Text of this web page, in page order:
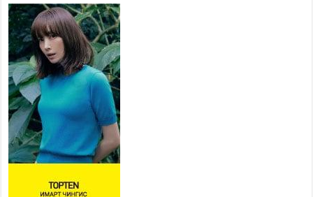
Б.Пүрэвдагва: “Урт цагаан”-ыг
залуучууд чөлөөт цагаа
өнгөрүүлдэг, жуулчид зорьж
ирдэг цэг болгоно
2026 оны 7 сар 21 / 16 цаг 47 минут
Тусгай замын автобус /BRT/
төслийн удирдах хорооны
ээлжит хуралдаан боллоо
2026 оны 7 сар 21 / 16 цаг 43 минут
Ерөнхий сайд Н.Учрал БНХАУ-аас Монгол Улсад
суугаа Элчин сайд Шэнь Миньжюанийг хүлээн
авч уулзав
2026 оны 7 сар 21 / 16 цаг 39 минут